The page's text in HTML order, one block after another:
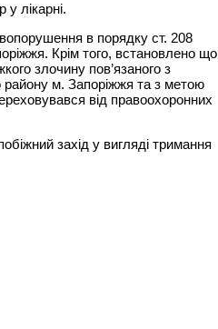
лікарні.
в порядку ст. 208
Крім того, встановлено що
злочину пов’язаного з
району м. Запоріжжя та з метою
від правоохоронних
захід у вигляді тримання